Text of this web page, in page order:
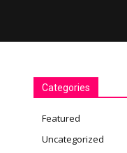
Categories
Featured
Uncategorized